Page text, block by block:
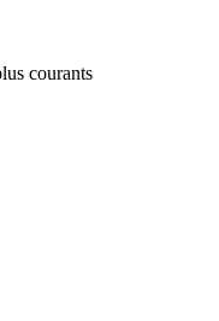
courants